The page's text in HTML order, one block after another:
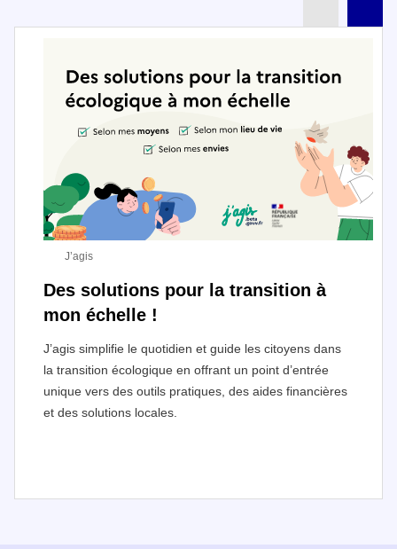
Des solutions pour la transition à
mon échelle !
J’agis simplifie le quotidien et guide les citoyens dans
la transition écologique en offrant un point d’entrée
unique vers des outils pratiques, des aides financières
et des solutions locales.
J’agis